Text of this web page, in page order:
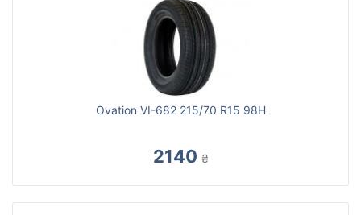
Ovation VI-682 215/70 R15 98H
2140 ₴